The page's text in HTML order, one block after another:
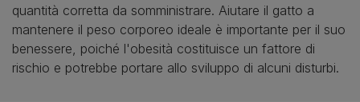
quantità corretta da somministrare. Aiutare il gatto a
mantenere il peso corporeo ideale è importante per il suo
benessere, poiché l'obesità costituisce un fattore di
rischio e potrebbe portare allo sviluppo di alcuni disturbi.